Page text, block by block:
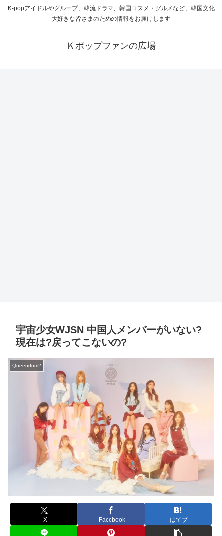
K-popアイドルやグループ、韓流ドラマ、韓国コスメ・グルメなど、韓国文化
大好きな皆さまのための情報をお届けします
Ｋポップファンの広場
宇宙少女WJSN 中国人メンバーがいない?
現在は?戻ってこないの?
Queendom2
X Facebook はてブ